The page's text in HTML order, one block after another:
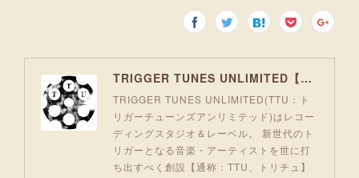
TRIGGER TUNES UNLIMITED【TTU】
TRIGGER TUNES UNLIMITED(TTU：ト
リガーチューンズアンリミテッド)はレコー
ディングスタジオ＆レーベル。 新世代のト
リガーとなる音楽・アーティストを世に打
ち出すべく創設【通称：TTU、トリチュ】